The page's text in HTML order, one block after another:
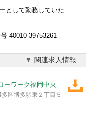
として勤務していた
40010-39753261
関連求人情報
ーワーク福岡中央
区博多駅東２丁目５